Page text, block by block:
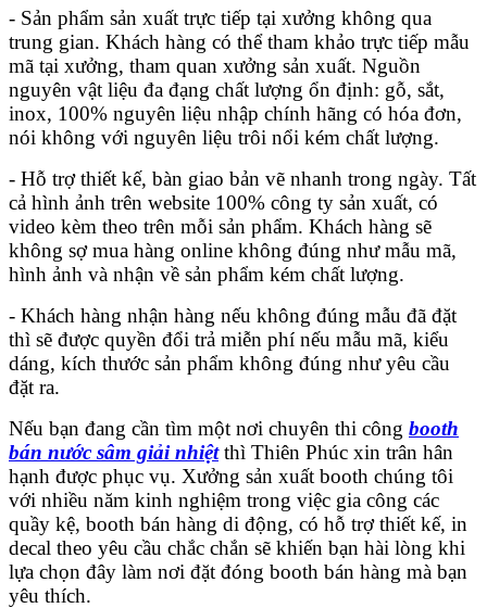
- Sản phẩm sản xuất trực tiếp tại xưởng không qua
trung gian. Khách hàng có thể tham khảo trực tiếp mẫu
mã tại xưởng, tham quan xưởng sản xuất. Nguồn
nguyên vật liệu đa đạng chất lượng ổn định: gỗ, sắt,
inox, 100% nguyên liệu nhập chính hãng có hóa đơn,
nói không với nguyên liệu trôi nổi kém chất lượng.
- Hỗ trợ thiết kế, bàn giao bản vẽ nhanh trong ngày. Tất
cả hình ảnh trên website 100% công ty sản xuất, có
video kèm theo trên mỗi sản phẩm. Khách hàng sẽ
không sợ mua hàng online không đúng như mẫu mã,
hình ảnh và nhận về sản phẩm kém chất lượng.
- Khách hàng nhận hàng nếu không đúng mẫu đã đặt
thì sẽ được quyền đổi trả miễn phí nếu mẫu mã, kiểu
dáng, kích thước sản phẩm không đúng như yêu cầu
đặt ra.
Nếu bạn đang cần tìm một nơi chuyên thi công booth
bán nước sâm giải nhiệtthì Thiên Phúc xin trân hân
hạnh được phục vụ. Xưởng sản xuất booth chúng tôi
với nhiều năm kinh nghiệm trong việc gia công các
quầy kệ, booth bán hàng di động, có hỗ trợ thiết kế, in
decal theo yêu cầu chắc chắn sẽ khiến bạn hài lòng khi
lựa chọn đây làm nơi đặt đóng booth bán hàng mà bạn
yêu thích.